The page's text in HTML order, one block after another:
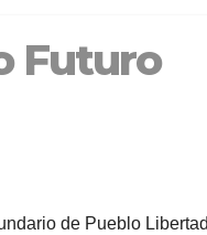
Futuro
de Pueblo